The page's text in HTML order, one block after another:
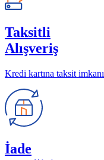
Taksitli
Alışveriş
Kredi kartına taksit imkanı
İade